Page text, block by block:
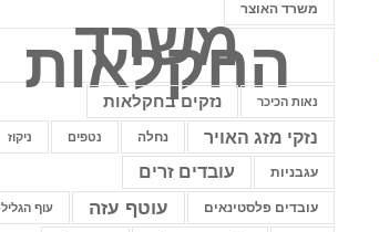
משרד האוצרמשרד
החקלאות
נאות הכיכר נזקים בחקלאות
נזקי מזג האויר נחלה נטפים ניקוז
עגבניות עובדים זרים
עובדים פלסטינאים עוטף עזה עוף הגליל